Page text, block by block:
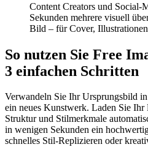
Content Creators und Social-
Sekunden mehrere visuell
Bild – für Cover, Illustrationen
So nutzen Sie Free
3 einfachen Schritten
Verwandeln Sie Ihr Ursprungsbild
ein neues Kunstwerk. Laden Sie
Struktur und Stilmerkmale
in wenigen Sekunden ein
schnelles Stil-Replizieren oder